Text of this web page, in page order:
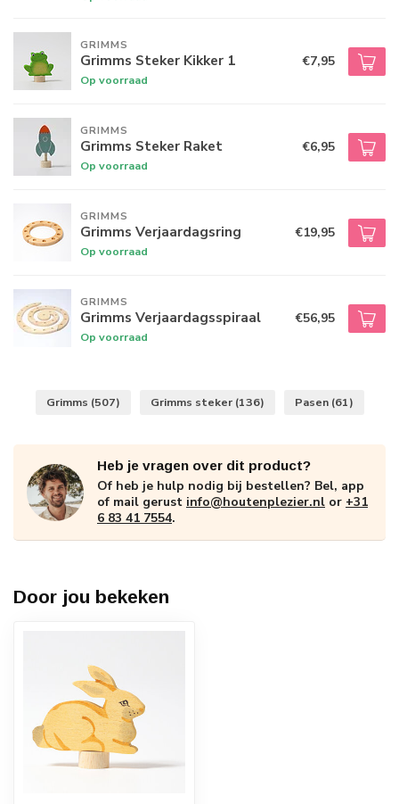
GRIMMS
Grimms Steker Kikker 1
Op voorraad
€7,95
GRIMMS
Grimms Steker Raket
Op voorraad
€6,95
GRIMMS
Grimms Verjaardagsring
Op voorraad
€19,95
GRIMMS
Grimms Verjaardagsspiraal
Op voorraad
€56,95
Grimms (507) Grimms steker (136) Pasen (61)
Heb je vragen over dit product?
Of heb je hulp nodig bij bestellen? Bel, app
of mail gerust info@houtenplezier.nl or +31
6 83 41 7554.
Door jou bekeken